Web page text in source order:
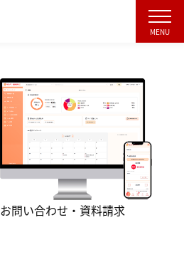
MENU
お問い合わせ・資料請求